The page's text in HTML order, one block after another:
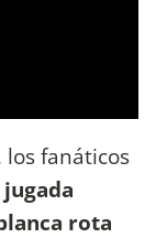
fanáticos
jugada
rota